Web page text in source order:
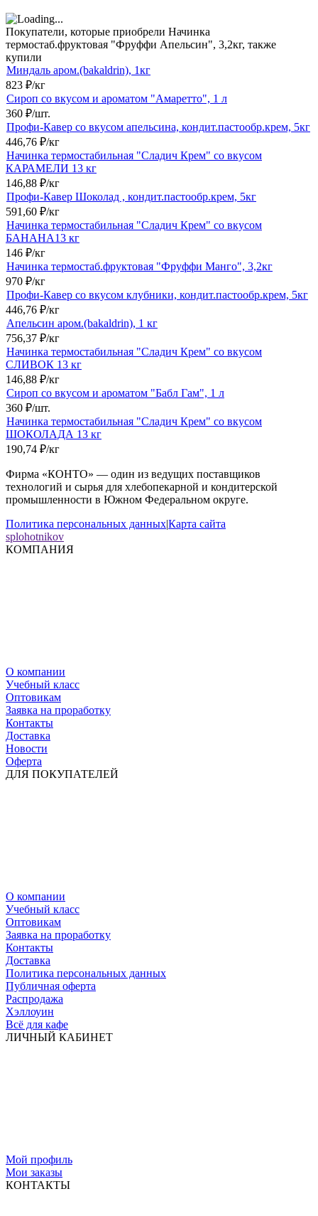
Покупатели, которые приобрели Начинка
термостаб.фруктовая "Фруффи Апельсин", 3,2кг, также
купили
Миндаль аром.(bakaldrin), 1кг
823 ₽/кг
Сироп со вкусом и ароматом "Амаретто", 1 л
360 ₽/шт.
Профи-Кавер со вкусом апельсина, кондит.пастообр.крем, 5кг
446,76 ₽/кг
Начинка термостабильная "Сладич Крем" со вкусом
КАРАМЕЛИ 13 кг
146,88 ₽/кг
Профи-Кавер Шоколад , кондит.пастообр.крем, 5кг
591,60 ₽/кг
Начинка термостабильная "Сладич Крем" со вкусом
БАНАНА13 кг
146 ₽/кг
Начинка термостаб.фруктовая "Фруффи Манго", 3,2кг
970 ₽/кг
Профи-Кавер со вкусом клубники, кондит.пастообр.крем, 5кг
446,76 ₽/кг
Апельсин аром.(bakaldrin), 1 кг
756,37 ₽/кг
Начинка термостабильная "Сладич Крем" со вкусом
СЛИВОК 13 кг
146,88 ₽/кг
Сироп со вкусом и ароматом "Бабл Гам", 1 л
360 ₽/шт.
Начинка термостабильная "Сладич Крем" со вкусом
ШОКОЛАДА 13 кг
190,74 ₽/кг
Фирма «КОНТО» — один из ведущих поставщиков
технологий и сырья для хлебопекарной и кондитерской
промышленности в Южном Федеральном округе.
Политика персональных данных|Карта сайта
splohotnikov
КОМПАНИЯ
О компании
Учебный класс
Оптовикам
Заявка на проработку
Контакты
Доставка
Новости
Оферта
ДЛЯ ПОКУПАТЕЛЕЙ
О компании
Учебный класс
Оптовикам
Заявка на проработку
Контакты
Доставка
Политика персональных данных
Публичная оферта
Распродажа
Хэллоуин
Всё для кафе
ЛИЧНЫЙ КАБИНЕТ
Мой профиль
Мои заказы
КОНТАКТЫ